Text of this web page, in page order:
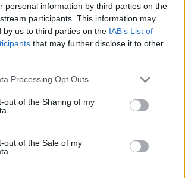
personal information by third parties on the
participants. This information may
by us to third parties on the IAB’s List of
that may further disclose it to other
Processing Opt Outs
out of the Sharing of my
out of the Sale of my
split bus t1 1962 2559 svar
avDr_snuggels för 19 timmar sedan iProjekt
Turbo
prosjekt
av jarleb för 22 timmar sedan Projekt
av Marurb1 onsdag 23:42 Projekt
av en Honda Civic Aerodeck